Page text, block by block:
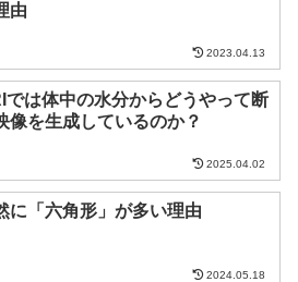
由
2023.04.13
では体中の水分からどうやって断
像を生成しているのか？
2025.04.02
に「六角形」が多い理由
2024.05.18